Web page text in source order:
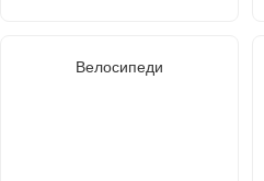
Велосипеди